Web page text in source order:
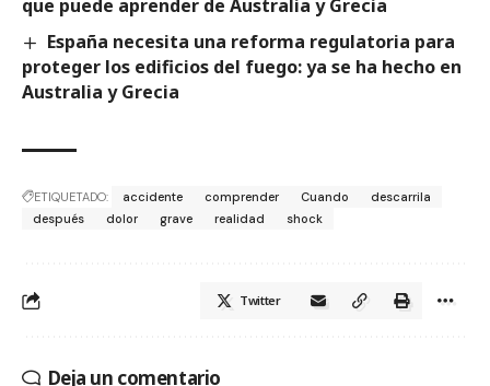
que puede aprender de Australia y Grecia
España necesita una reforma regulatoria para
proteger los edificios del fuego: ya se ha hecho en
Australia y Grecia
ETIQUETADO: accidente comprender Cuando
descarrila
después
dolor grave realidad shock
Twitter
Deja un comentario